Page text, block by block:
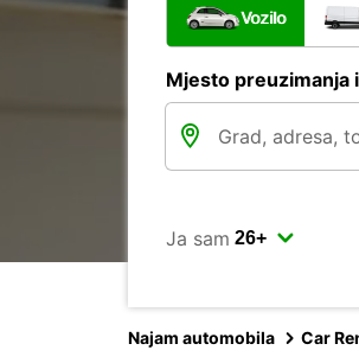
Vozilo
Mjesto preuzimanja
Ja sam
Najam automobila Car